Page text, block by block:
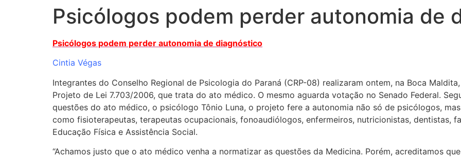
Psicólogos podem perder autonomia de
Psicólogos podem perder autonomia de diagnóstico
Cintia Végas
Integrantes do Conselho Regional de Psicologia do Paraná (CRP-08) realizaram ontem, na Boca
Projeto de Lei 7.703/2006, que trata do ato médico. O mesmo aguarda votação no Senado Federal.
questões do ato médico, o psicólogo Tônio Luna, o projeto fere a autonomia não só de psicólogos,
como fisioterapeutas, terapeutas ocupacionais, fonoaudiólogos, enfermeiros, nutricionistas, dentistas,
Educação Física e Assistência Social.
“Achamos justo que o ato médico venha a normatizar as questões da Medicina. Porém, acreditamos